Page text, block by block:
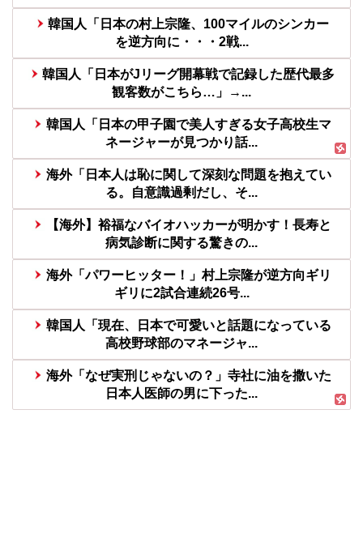
韓国人「日本の村上宗隆、100マイルのシンカー
を逆方向に・・・2戦...
韓国人「日本がJリーグ開幕戦で記録した歴代最多
観客数がこちら…」→...
韓国人「日本の甲子園で美人すぎる女子高校生マ
ネージャーが見つかり話...
海外「日本人は恥に関して深刻な問題を抱えてい
る。自意識過剰だし、そ...
【海外】裕福なバイオハッカーが明かす！長寿と
病気診断に関する驚きの...
海外「パワーヒッター！」村上宗隆が逆方向ギリ
ギリに2試合連続26号...
韓国人「現在、日本で可愛いと話題になっている
高校野球部のマネージャ...
海外「なぜ実刑じゃないの？」寺社に油を撒いた
日本人医師の男に下った...